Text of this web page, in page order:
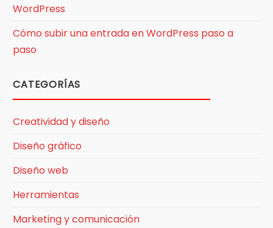
WordPress
Cómo subir una entrada en WordPress paso a
paso
CATEGORÍAS
Creatividad y diseño
Diseño gráfico
Diseño web
Herramientas
Marketing y comunicación